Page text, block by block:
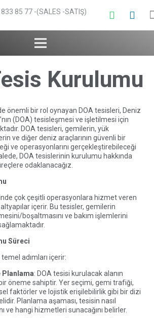
85 77 -(SALES -SATIŞ)
Kurulumu
önemli bir rol oynayan DOA tesisleri, Deniz
(DOA) tesisleşmesi ve işletilmesi için
DOA tesisleri, gemilerin, yük
ve diğer deniz araçlarının güvenli bir
ve operasyonlarını gerçekleştirebileceği
DOA tesislerinin kurulumu hakkında
odaklanacağız.
çok çeşitli operasyonlara hizmet veren
altyapılar içerir. Bu tesisler, gemilerin
boşaltmasını ve bakım işlemlerini
Süreci
adımları içerir:
Planlama: DOA tesisi kurulacak alanın
öneme sahiptir. Yer seçimi, gemi trafiği,
faktörler ve lojistik erişilebilirlik gibi bir dizi
Planlama aşaması, tesisin nasıl
ve hangi hizmetleri sunacağını belirler.